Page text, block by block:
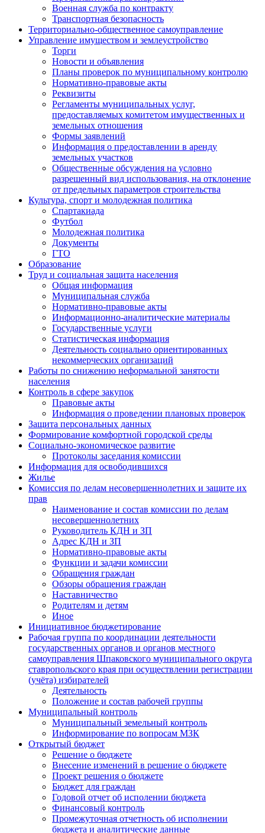
Военная служба по контракту
Транспортная безопасность
Территориально-общественное самоуправление
Управление имуществом и землеустройство
Торги
Новости и объявления
Планы проверок по муниципальному контролю
Нормативно-правовые акты
Реквизиты
Регламенты муниципальных услуг,
предоставляемых комитетом имущественных и
земельных отношения
Формы заявлений
Информация о предоставлении в аренду
земельных участков
Общественные обсуждения на условно
разрешенный вид использования, на отклонение
от предельных параметров строительства
Культура, спорт и молодежная политика
Спартакиада
Футбол
Молодежная политика
Документы
ГТО
Образование
Труд и социальная защита населения
Общая информация
Муниципальная служба
Нормативно-правовые акты
Информационно-аналитические материалы
Государственные услуги
Статистическая информация
Деятельность социально ориентированных
некоммерческих организаций
Работы по снижению неформальной занятости
населения
Контроль в сфере закупок
Правовые акты
Информация о проведении плановых проверок
Защита персональных данных
Формирование комфортной городской среды
Социально-экономическое развитие
Протоколы заседания комиссии
Информация для освободившихся
Жилье
Комиссия по делам несовершеннолетних и защите их
прав
Наименование и состав комиссии по делам
несовершеннолетних
Руководитель КДН и ЗП
Адрес КДН и ЗП
Нормативно-правовые акты
Функции и задачи комиссии
Обращения граждан
Обзоры обращения граждан
Наставничество
Родителям и детям
Иное
Инициативное бюджетирование
Рабочая группа по координации деятельности
государственных органов и органов местного
самоуправления Шпаковского муниципального округа
ставропольского края при осуществлении регистрации
(учёта) избирателей
Деятельность
Положение и состав рабочей группы
Муниципальный контроль
Муниципальный земельный контроль
Информирование по вопросам МЗК
Открытый бюджет
Решение о бюджете
Внесение изменений в решение о бюджете
Проект решения о бюджете
Бюджет для граждан
Годовой отчет об исполении бюджета
Финансовый контроль
Промежуточная отчетность об исполнении
бюджета и аналитические данные